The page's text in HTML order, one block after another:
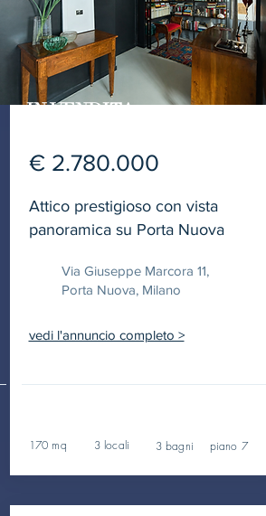
IN VENDITA
€ 2.780.000
Attico prestigioso con vista
panoramica su Porta Nuova
Via Giuseppe Marcora 11,
Porta Nuova, Milano
vedi l'annuncio completo >
170 mq 3 locali 3 bagni piano 7